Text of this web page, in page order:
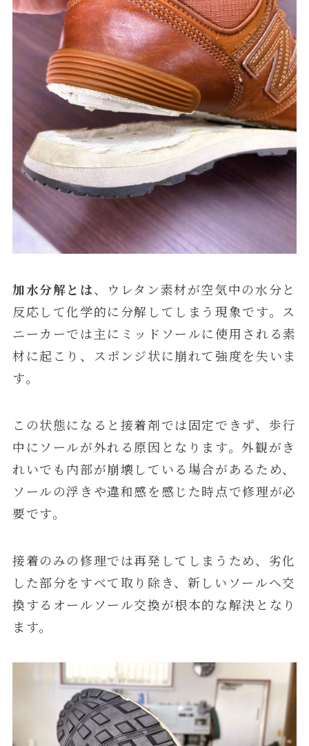
加水分解とは、ウレタン素材が空気中の水分と
反応して化学的に分解してしまう現象です。ス
ニーカーでは主にミッドソールに使用される素
材に起こり、スポンジ状に崩れて強度を失いま
す。
この状態になると接着剤では固定できず、歩行
中にソールが外れる原因となります。外観がき
れいでも内部が崩壊している場合があるため、
ソールの浮きや違和感を感じた時点で修理が必
要です。
接着のみの修理では再発してしまうため、劣化
した部分をすべて取り除き、新しいソールへ交
換するオールソール交換が根本的な解決となり
ます。